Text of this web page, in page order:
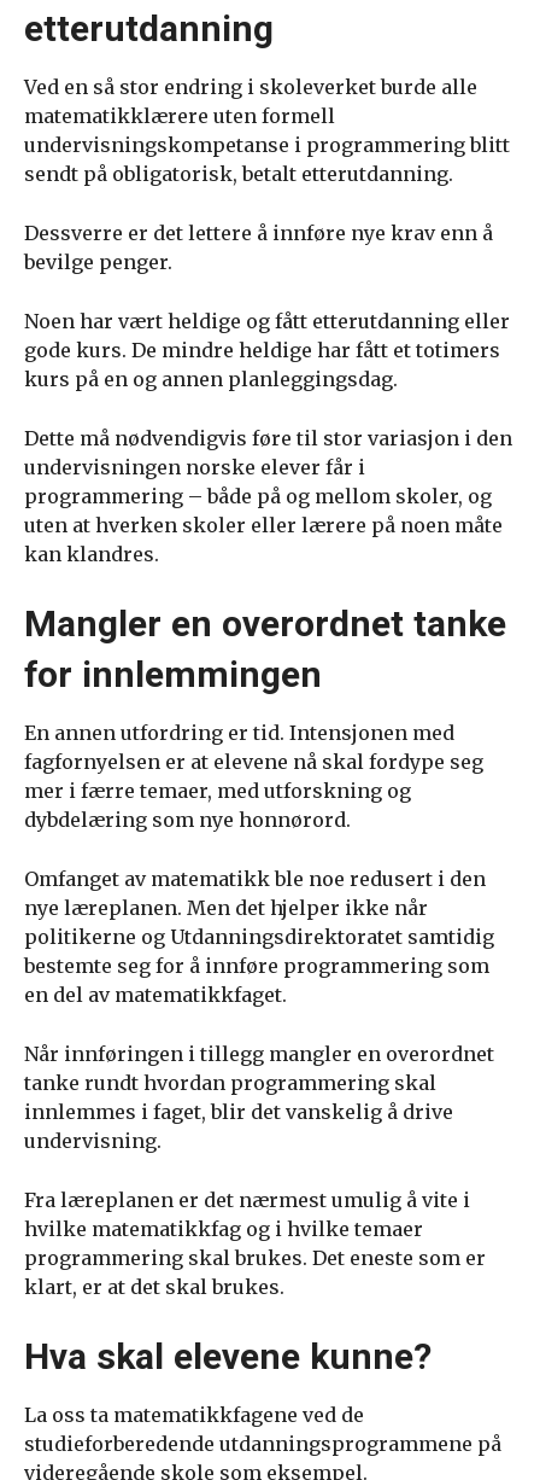
etterutdanning
Ved en så stor endring i skoleverket burde alle
matematikklærere uten formell
undervisningskompetanse i programmering blitt
sendt på obligatorisk, betalt etterutdanning.
Dessverre er det lettere å innføre nye krav enn å
bevilge penger.
Noen har vært heldige og fått etterutdanning eller
gode kurs. De mindre heldige har fått et totimers
kurs på en og annen planleggingsdag.
Dette må nødvendigvis føre til stor variasjon i den
undervisningen norske elever får i
programmering – både på og mellom skoler, og
uten at hverken skoler eller lærere på noen måte
kan klandres.
Mangler en overordnet tanke
for innlemmingen
En annen utfordring er tid. Intensjonen med
fagfornyelsen er at elevene nå skal fordype seg
mer i færre temaer, med utforskning og
dybdelæring som nye honnørord.
Omfanget av matematikk ble noe redusert i den
nye læreplanen. Men det hjelper ikke når
politikerne og Utdanningsdirektoratet samtidig
bestemte seg for å innføre programmering som
en del av matematikkfaget.
Når innføringen i tillegg mangler en overordnet
tanke rundt hvordan programmering skal
innlemmes i faget, blir det vanskelig å drive
undervisning.
Fra læreplanen er det nærmest umulig å vite i
hvilke matematikkfag og i hvilke temaer
programmering skal brukes. Det eneste som er
klart, er at det skal brukes.
Hva skal elevene kunne?
La oss ta matematikkfagene ved de
studieforberedende utdanningsprogrammene på
videregående skole som eksempel.